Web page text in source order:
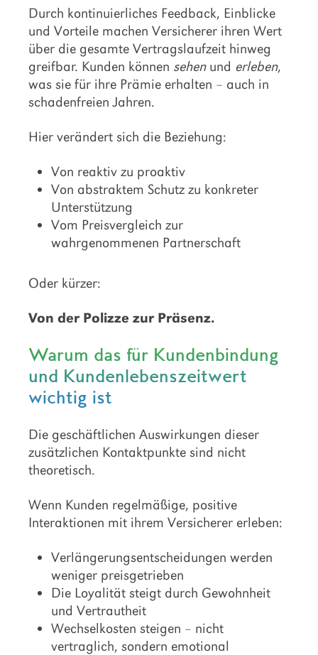
Durch kontinuierliches Feedback, Einblicke
und Vorteile machen Versicherer ihren Wert
über die gesamte Vertragslaufzeit hinweg
greifbar. Kunden können sehenund erleben,
was sie für ihre Prämie erhalten – auch in
schadenfreien Jahren.
Hier verändert sich die Beziehung:
Von reaktiv zu proaktiv
Von abstraktem Schutz zu konkreter
Unterstützung
Vom Preisvergleich zur
wahrgenommenen Partnerschaft
Oder kürzer:
Von der Polizze zur Präsenz.
Warum das für Kundenbindung
und Kundenlebenszeitwert
wichtig ist
Die geschäftlichen Auswirkungen dieser
zusätzlichen Kontaktpunkte sind nicht
theoretisch.
Wenn Kunden regelmäßige, positive
Interaktionen mit ihrem Versicherer erleben:
Verlängerungsentscheidungen werden
weniger preisgetrieben
Die Loyalität steigt durch Gewohnheit
und Vertrautheit
Wechselkosten steigen – nicht
vertraglich, sondern emotional